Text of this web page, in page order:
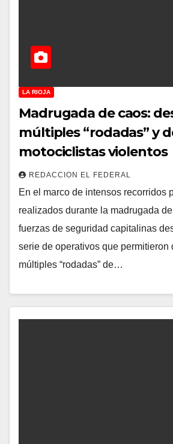
LA RIOJA
Madrugada de caos:
múltiples “rodadas” y
motociclistas violentos
REDACCION EL FEDERAL
En el marco de intensos recorridos
realizados durante la madrugada
fuerzas de seguridad capitalinas
serie de operativos que permitieron
múltiples “rodadas” de…